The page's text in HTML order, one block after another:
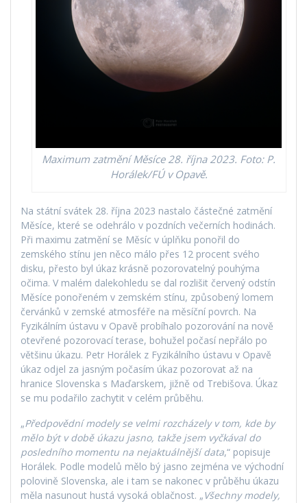
Maximum zatmění Měsíce 28. října 2023. Foto: P.
Horálek/FÚ v Opavě.
Na státní svátek 28. října 2023 nastalo částečné zatmění
Měsíce, které se odehrálo v pozdních večerních hodinách.
Při maximu zatmění se Měsíc v úplňku ponořil do
zemského stínu jen něco málo přes 12 procent svého
disku, přesto byl úkaz krásně pozorovatelný pouhýma
očima. V malém dalekohledu se dal rozlišit červený odstín
Měsíce ponořeném v zemském stínu, způsobený lomem
červánků v zemské atmosféře na měsíční povrch. Na
Fyzikálním ústavu v Opavě probíhalo pozorování na nově
otevřené pozorovací terase, bohužel počasí nepřálo po
většinu úkazu. Petr Horálek z Fyzikálního ústavu v Opavě
úkaz odjel za jasným počasím úkaz pozorovat až na
hranice Slovenska s Maďarskem, jižně od Trebišova. Úkaz
se mu podařilo zachytit v celém průběhu.
„Předpovědní modely se velmi rozcházely v tom, kde by
mělo být v době úkazu jasno, takže jsem vyčkával do
posledního momentu na nejaktuálnější data,“ popisuje
Horálek. Podle modelů mělo bý jasno zejména ve východní
polovině Slovenska, ale i tam se nakonec v průběhu úkazu
měla nasunout hustá vysoká oblačnost. „Všechny modely,